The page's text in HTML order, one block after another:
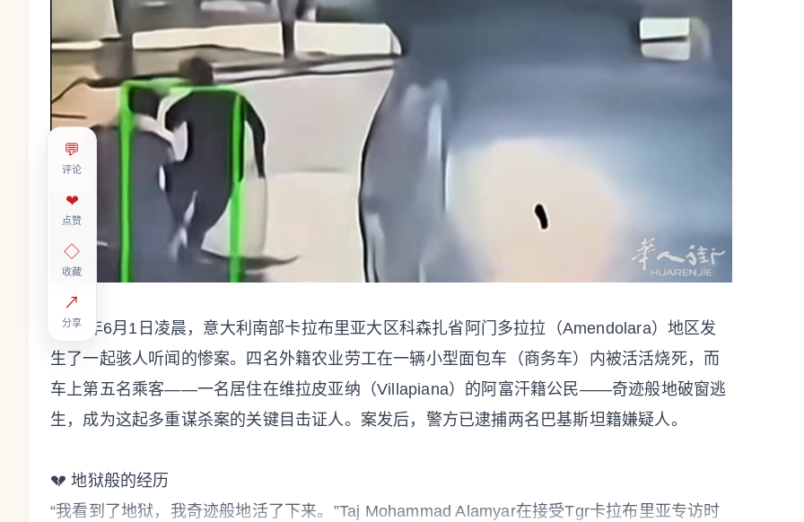
💬
评论
❤
点赞
◇
收藏
↗
分享
2026年6月1日凌晨，意大利南部卡拉布里亚大区科森扎省阿门多拉拉（Amendolara）地区发
生了一起骇人听闻的惨案。四名外籍农业劳工在一辆小型面包车（商务车）内被活活烧死，而
车上第五名乘客——一名居住在维拉皮亚纳（Villapiana）的阿富汗籍公民——奇迹般地破窗逃
生，成为这起多重谋杀案的关键目击证人。案发后，警方已逮捕两名巴基斯坦籍嫌疑人。
💔 地狱般的经历
“我看到了地狱，我奇迹般地活了下来。”Taj Mohammad Alamyar在接受Tgr卡拉布里亚专访时